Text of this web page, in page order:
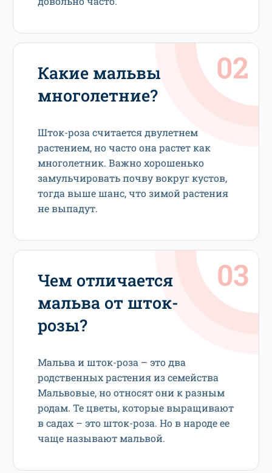
Какие мальвы
многолетние?
Шток-роза считается двулетнем
растением, но часто она растет как
многолетник. Важно хорошенько
замульчировать почву вокруг кустов,
тогда выше шанс, что зимой растения
не выпадут.
Чем отличается
мальва от шток-
розы?
Мальва и шток-роза – это два
родственных растения из семейства
Мальвовые, но относят они к разным
родам. Те цветы, которые выращивают
в садах – это шток-роза. Но в народе ее
чаще называют мальвой.